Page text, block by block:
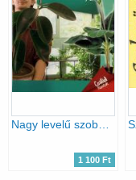
Nagy levelű szobanövények (Otthonunk növényei 3.)
1 100 Ft